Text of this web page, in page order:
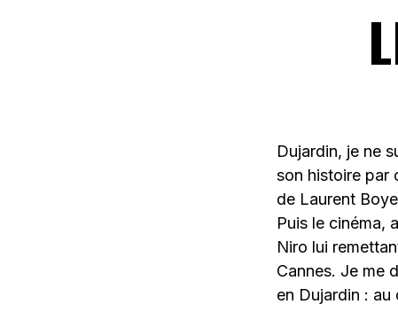
Dujardin, je ne
son histoire par
de Laurent
Puis le cinéma,
Niro lui
Cannes. Je me
en Dujardin :